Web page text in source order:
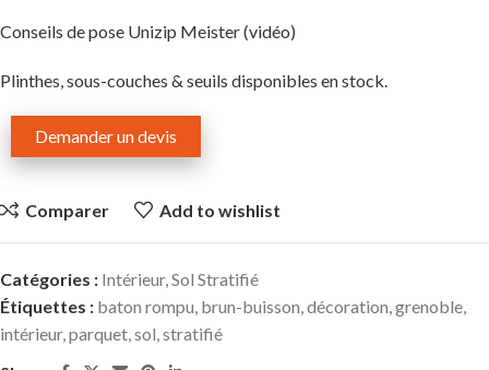
Conseils de pose Unizip Meister (vidéo)
Plinthes, sous-couches & seuils disponibles en stock.
Demander un devis
Comparer Add to wishlist
Catégories : Intérieur,Sol Stratifié
Étiquettes : baton rompu, brun-buisson,décoration,grenoble,
intérieur,parquet,sol,stratifié